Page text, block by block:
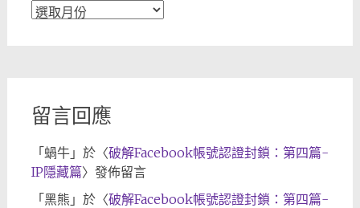
文
留言回應
「 蝸牛」於〈破解Facebook帳號認證封鎖：第四篇-
IP隱藏篇〉發佈留言
「 黑熊 」於〈破解Facebook帳號認證封鎖：第四篇-